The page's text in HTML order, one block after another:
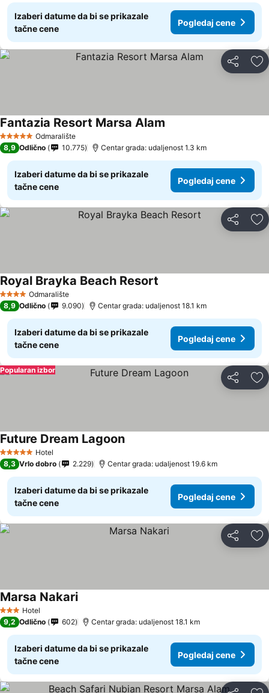
Izaberi datume da bi se prikazale
tačne cene
Pogledaj cene
Deli
5 ZvezdiceOdmaralište
Fantazia Resort Marsa Alam
8,9 Odlično 10.775 Centar grada: udaljenost 1.3 km
Izaberi datume da bi se prikazale
tačne cene
Pogledaj cene
Deli
4 ZvezdiceOdmaralište
Royal Brayka Beach Resort
8,9 Odlično 9.090 Centar grada: udaljenost 18.1 km
Izaberi datume da bi se prikazale
tačne cene
Pogledaj cene
Deli
Popularan izbor
5 ZvezdiceHotel
Future Dream Lagoon
8,3 Vrlo dobro 2.229 Centar grada: udaljenost 19.6 km
Izaberi datume da bi se prikazale
tačne cene
Pogledaj cene
Deli
3 Zvezdice
Hotel
Marsa Nakari
9,2 Odlično 602 Centar grada: udaljenost 18.1 km
Izaberi datume da bi se prikazale
tačne cene
Pogledaj cene